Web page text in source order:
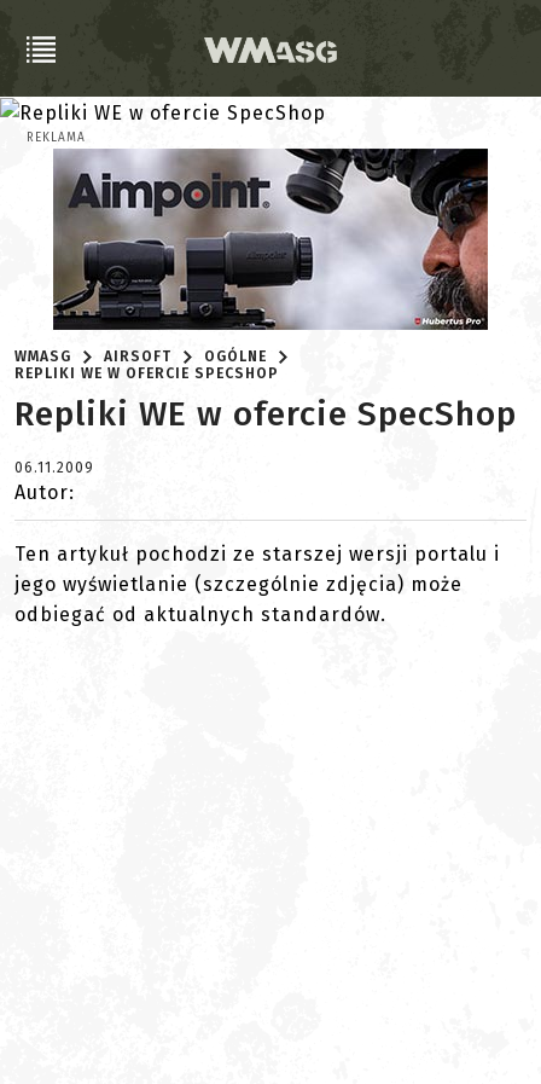
REKLAMA
WMASG AIRSOFT
OGÓLNE
REPLIKI WE W OFERCIE SPECSHOP
Repliki WE w ofercie SpecShop
06.11.2009
Autor:
Ten artykuł pochodzi ze starszej wersji portalu i
jego wyświetlanie (szczególnie zdjęcia) może
odbiegać od aktualnych standardów.